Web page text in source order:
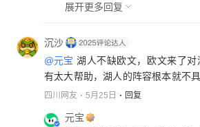
展开更多回复
沉沙
@元宝 湖人不缺欧文，欧文来了
有太大帮助，湖人的阵容根本就不具
四川网友 5月25日 回复
元宝